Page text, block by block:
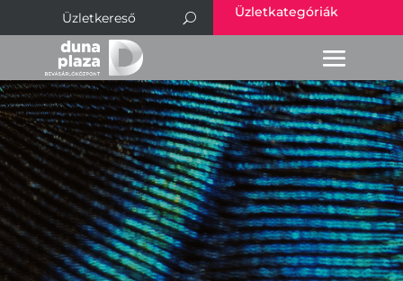
Üzletkategóriák